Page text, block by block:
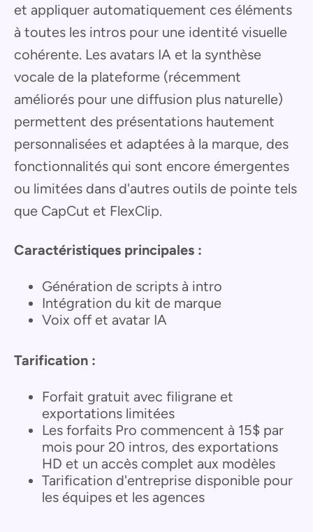
et appliquer automatiquement ces éléments
à toutes les intros pour une identité visuelle
cohérente. Les avatars IA et la synthèse
vocale de la plateforme (récemment
améliorés pour une diffusion plus naturelle)
permettent des présentations hautement
personnalisées et adaptées à la marque, des
fonctionnalités qui sont encore émergentes
ou limitées dans d'autres outils de pointe tels
que CapCut et FlexClip.
Caractéristiques principales :
Génération de scripts à intro
Intégration du kit de marque
Voix off et avatar IA
Tarification :
Forfait gratuit avec filigrane et
exportations limitées
Les forfaits Pro commencent à 15$ par
mois pour 20 intros, des exportations
HD et un accès complet aux modèles
Tarification d'entreprise disponible pour
les équipes et les agences